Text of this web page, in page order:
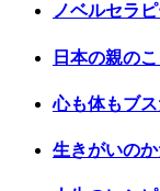
ノベルセラ
日本の親の
心も体もブ
生きがいの